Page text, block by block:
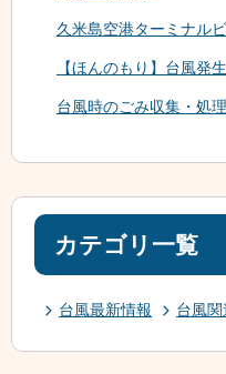
久米島空港ターミナル
【ほんのもり】台風発
台風時のごみ収集・処
カテゴリ一覧
台風最新情報 台風関